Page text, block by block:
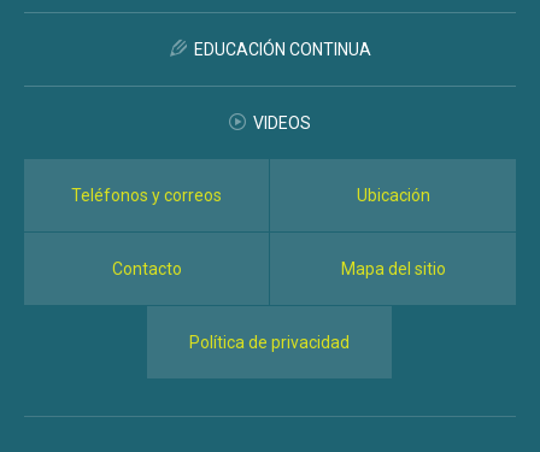
EDUCACIÓN CONTINUA
VIDEOS
Teléfonos y correos Ubicación
Contacto Mapa del sitio
Política de privacidad